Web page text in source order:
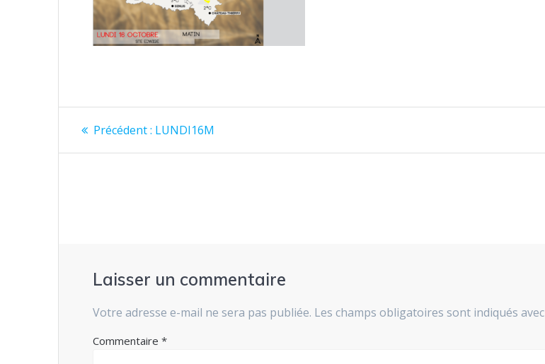
Navigation
de
Précédent : Article
LUNDI16M
Laisser un commentaire
Votre adresse e-mail ne sera pas publiée. Les champs obligatoires sont indiqués avec
Commentaire*